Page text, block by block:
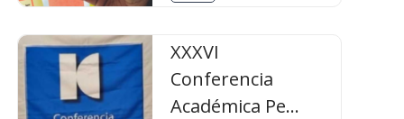
XXXVI
Conferencia
Académica Pe...